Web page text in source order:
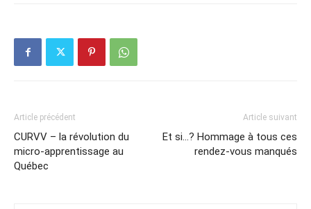
Article précédent
CURVV – la révolution du
micro-apprentissage au
Québec
Article suivant
Et si…? Hommage à tous ces
rendez-vous manqués